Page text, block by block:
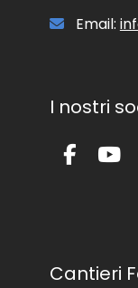
l
Email:
I nostri
Cantieri